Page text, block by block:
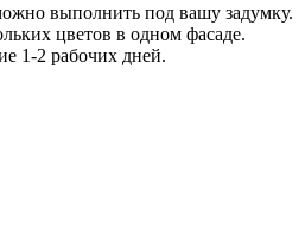
выполнить под вашу задумку.
цветов в одном фасаде.
1-2 рабочих дней.